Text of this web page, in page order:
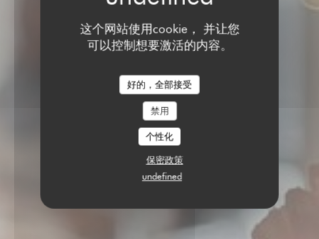
这个网站使用cookie， 并让您
可以控制想要激活的内容。
好的，全部接受
禁用
个性化
保密政策
undefined